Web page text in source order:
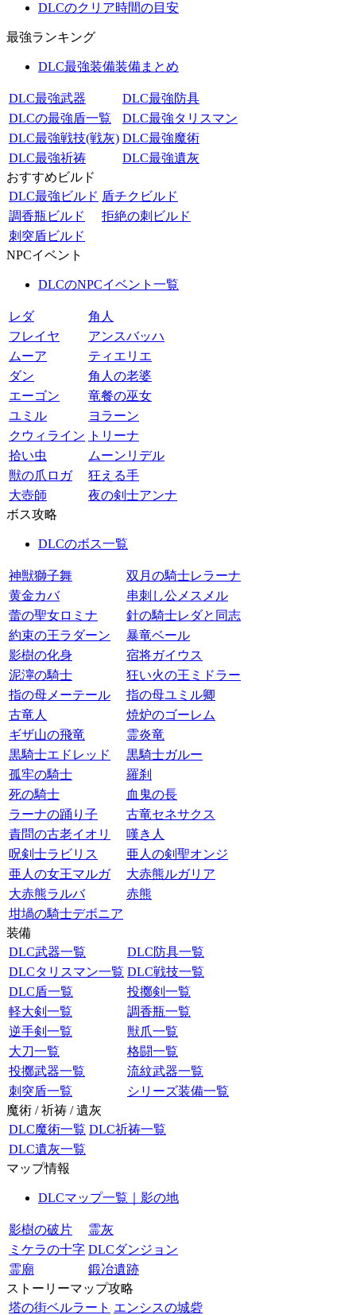
DLCのクリア時間の目安
最強ランキング
DLC最強装備装備まとめ
DLC最強武器
DLC最強防具
DLCの最強盾一覧
DLC最強タリスマン
DLC最強戦技(戦灰) DLC最強魔術
DLC最強祈祷
DLC最強遺灰
おすすめビルド
DLC最強ビルド 盾チクビルド
調香瓶ビルド
拒絶の刺ビルド
刺突盾ビルド
NPCイベント
DLCのNPCイベント一覧
レダ
角人
フレイヤ
アンスバッハ
ムーア
ティエリエ
ダン
角人の老婆
エーゴン
竜餐の巫女
ユミル
ヨラーン
クウィライン
トリーナ
拾い虫
ムーンリデル
獣の爪ロガ
狂える手
大壺師
夜の剣士アンナ
ボス攻略
DLCのボス一覧
神獣獅子舞
双月の騎士レラーナ
黄金カバ
串刺し公メスメル
蕾の聖女ロミナ
針の騎士レダと同志
約束の王ラダーン
暴竜ベール
影樹の化身
宿将ガイウス
泥濘の騎士
狂い火の王ミドラー
指の母メーテール
指の母ユミル卿
古竜人
焼炉のゴーレム
ギザ山の飛竜
霊炎竜
黒騎士エドレッド
黒騎士ガルー
孤牢の騎士
羅刹
死の騎士
血鬼の長
ラーナの踊り子
古竜セネサクス
責問の古老イオリ
嘆き人
呪剣士ラビリス
亜人の剣聖オンジ
亜人の女王マルガ
大赤熊ルガリア
大赤熊ラルバ
赤熊
坩堝の騎士デボニア
装備
DLC武器一覧
DLC防具一覧
DLCタリスマン一覧 DLC戦技一覧
DLC盾一覧
投擲剣一覧
軽大剣一覧
調香瓶一覧
逆手剣一覧
獣爪一覧
大刀一覧
格闘一覧
投擲武器一覧
流紋武器一覧
刺突盾一覧
シリーズ装備一覧
魔術 / 祈祷 / 遺灰
DLC魔術一覧 DLC祈祷一覧
DLC遺灰一覧
マップ情報
DLCマップ一覧｜影の地
影樹の破片
霊灰
ミケラの十字 DLCダンジョン
霊廟
鍛冶遺跡
ストーリーマップ攻略
塔の街ベルラート エンシスの城砦